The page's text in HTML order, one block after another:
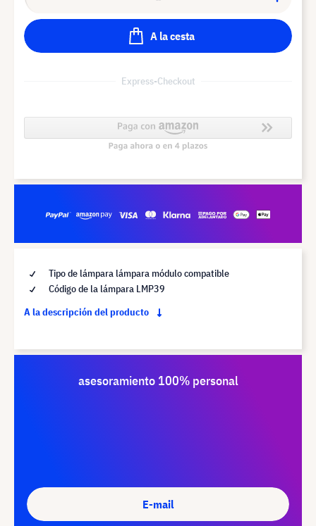
A la cesta
Express-Checkout
Tipo de lámpara lámpara módulo compatible
Código de la lámpara LMP39
A la descripción del producto
asesoramiento 100% personal
E-mail